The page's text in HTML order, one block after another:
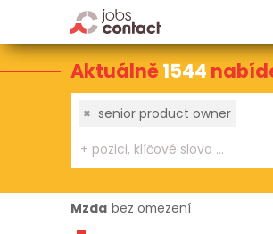
Aktuálně1544
× senior product owner
Mzda bez omezení